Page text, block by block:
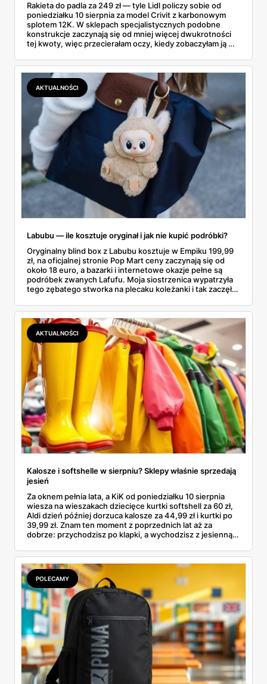
Rakieta do padla za 249 zł — tyle Lidl policzy sobie od
poniedziałku 10 sierpnia za model Crivit z karbonowym
splotem 12K. W sklepach specjalistycznych podobne
konstrukcje zaczynają się od mniej więcej dwukrotności
tej kwoty, więc przecierałam oczy, kiedy zobaczyłam ją w
najszybciej rosnący sport w Polsce: kortów przybywa
lawinowo, a chętnych jeszcze szybciej. Sprawdziłam, co
dokładnie dostajemy za te pieniądze i komu taka rakieta
faktycznie wystarczy.
AKTUALNOŚCI
Labubu — ile kosztuje oryginał i jak nie kupić podróbki?
Oryginalny blind box z Labubu kosztuje w Empiku 199,99
zł, na oficjalnej stronie Pop Mart ceny zaczynają się od
około 18 euro, a bazarki i internetowe okazje pełne są
podróbek zwanych Lafufu. Moja siostrzenica wypatrzyła
tego zębatego stworka na plecaku koleżanki i tak zaczęło
kosztuje i po czym poznać, że sprzedawca nie wciska nam
podróbki. Spisałam wszystko, czego się dowiedziałam —
łącznie z jedną wpadką, o której za chwilę.
AKTUALNOŚCI
Kalosze i softshelle w sierpniu? Sklepy właśnie sprzedają
jesień
Za oknem pełnia lata, a KiK od poniedziałku 10 sierpnia
wiesza na wieszakach dziecięce kurtki softshell za 60 zł,
Aldi dzień później dorzuca kalosze za 44,99 zł i kurtki po
39,99 zł. Znam ten moment z poprzednich lat aż za
dobrze: przychodzisz po klapki, a wychodzisz z jesienną
pojawi się w gazetkach w przyszłym tygodniu i czy jest
sens kupować jesień, zanim skończą się wakacje.
POLECAMY